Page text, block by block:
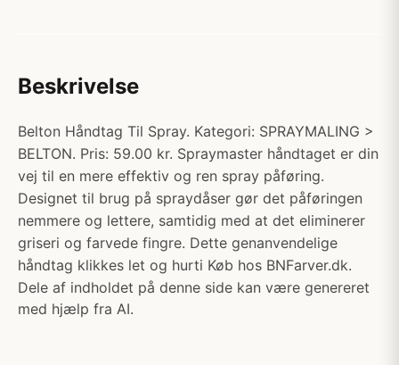
Beskrivelse
Belton Håndtag Til Spray. Kategori: SPRAYMALING >
BELTON. Pris: 59.00 kr. Spraymaster håndtaget er din
vej til en mere effektiv og ren spray påføring.
Designet til brug på spraydåser gør det påføringen
nemmere og lettere, samtidig med at det eliminerer
griseri og farvede fingre. Dette genanvendelige
håndtag klikkes let og hurti Køb hos BNFarver.dk.
Dele af indholdet på denne side kan være genereret
med hjælp fra AI.